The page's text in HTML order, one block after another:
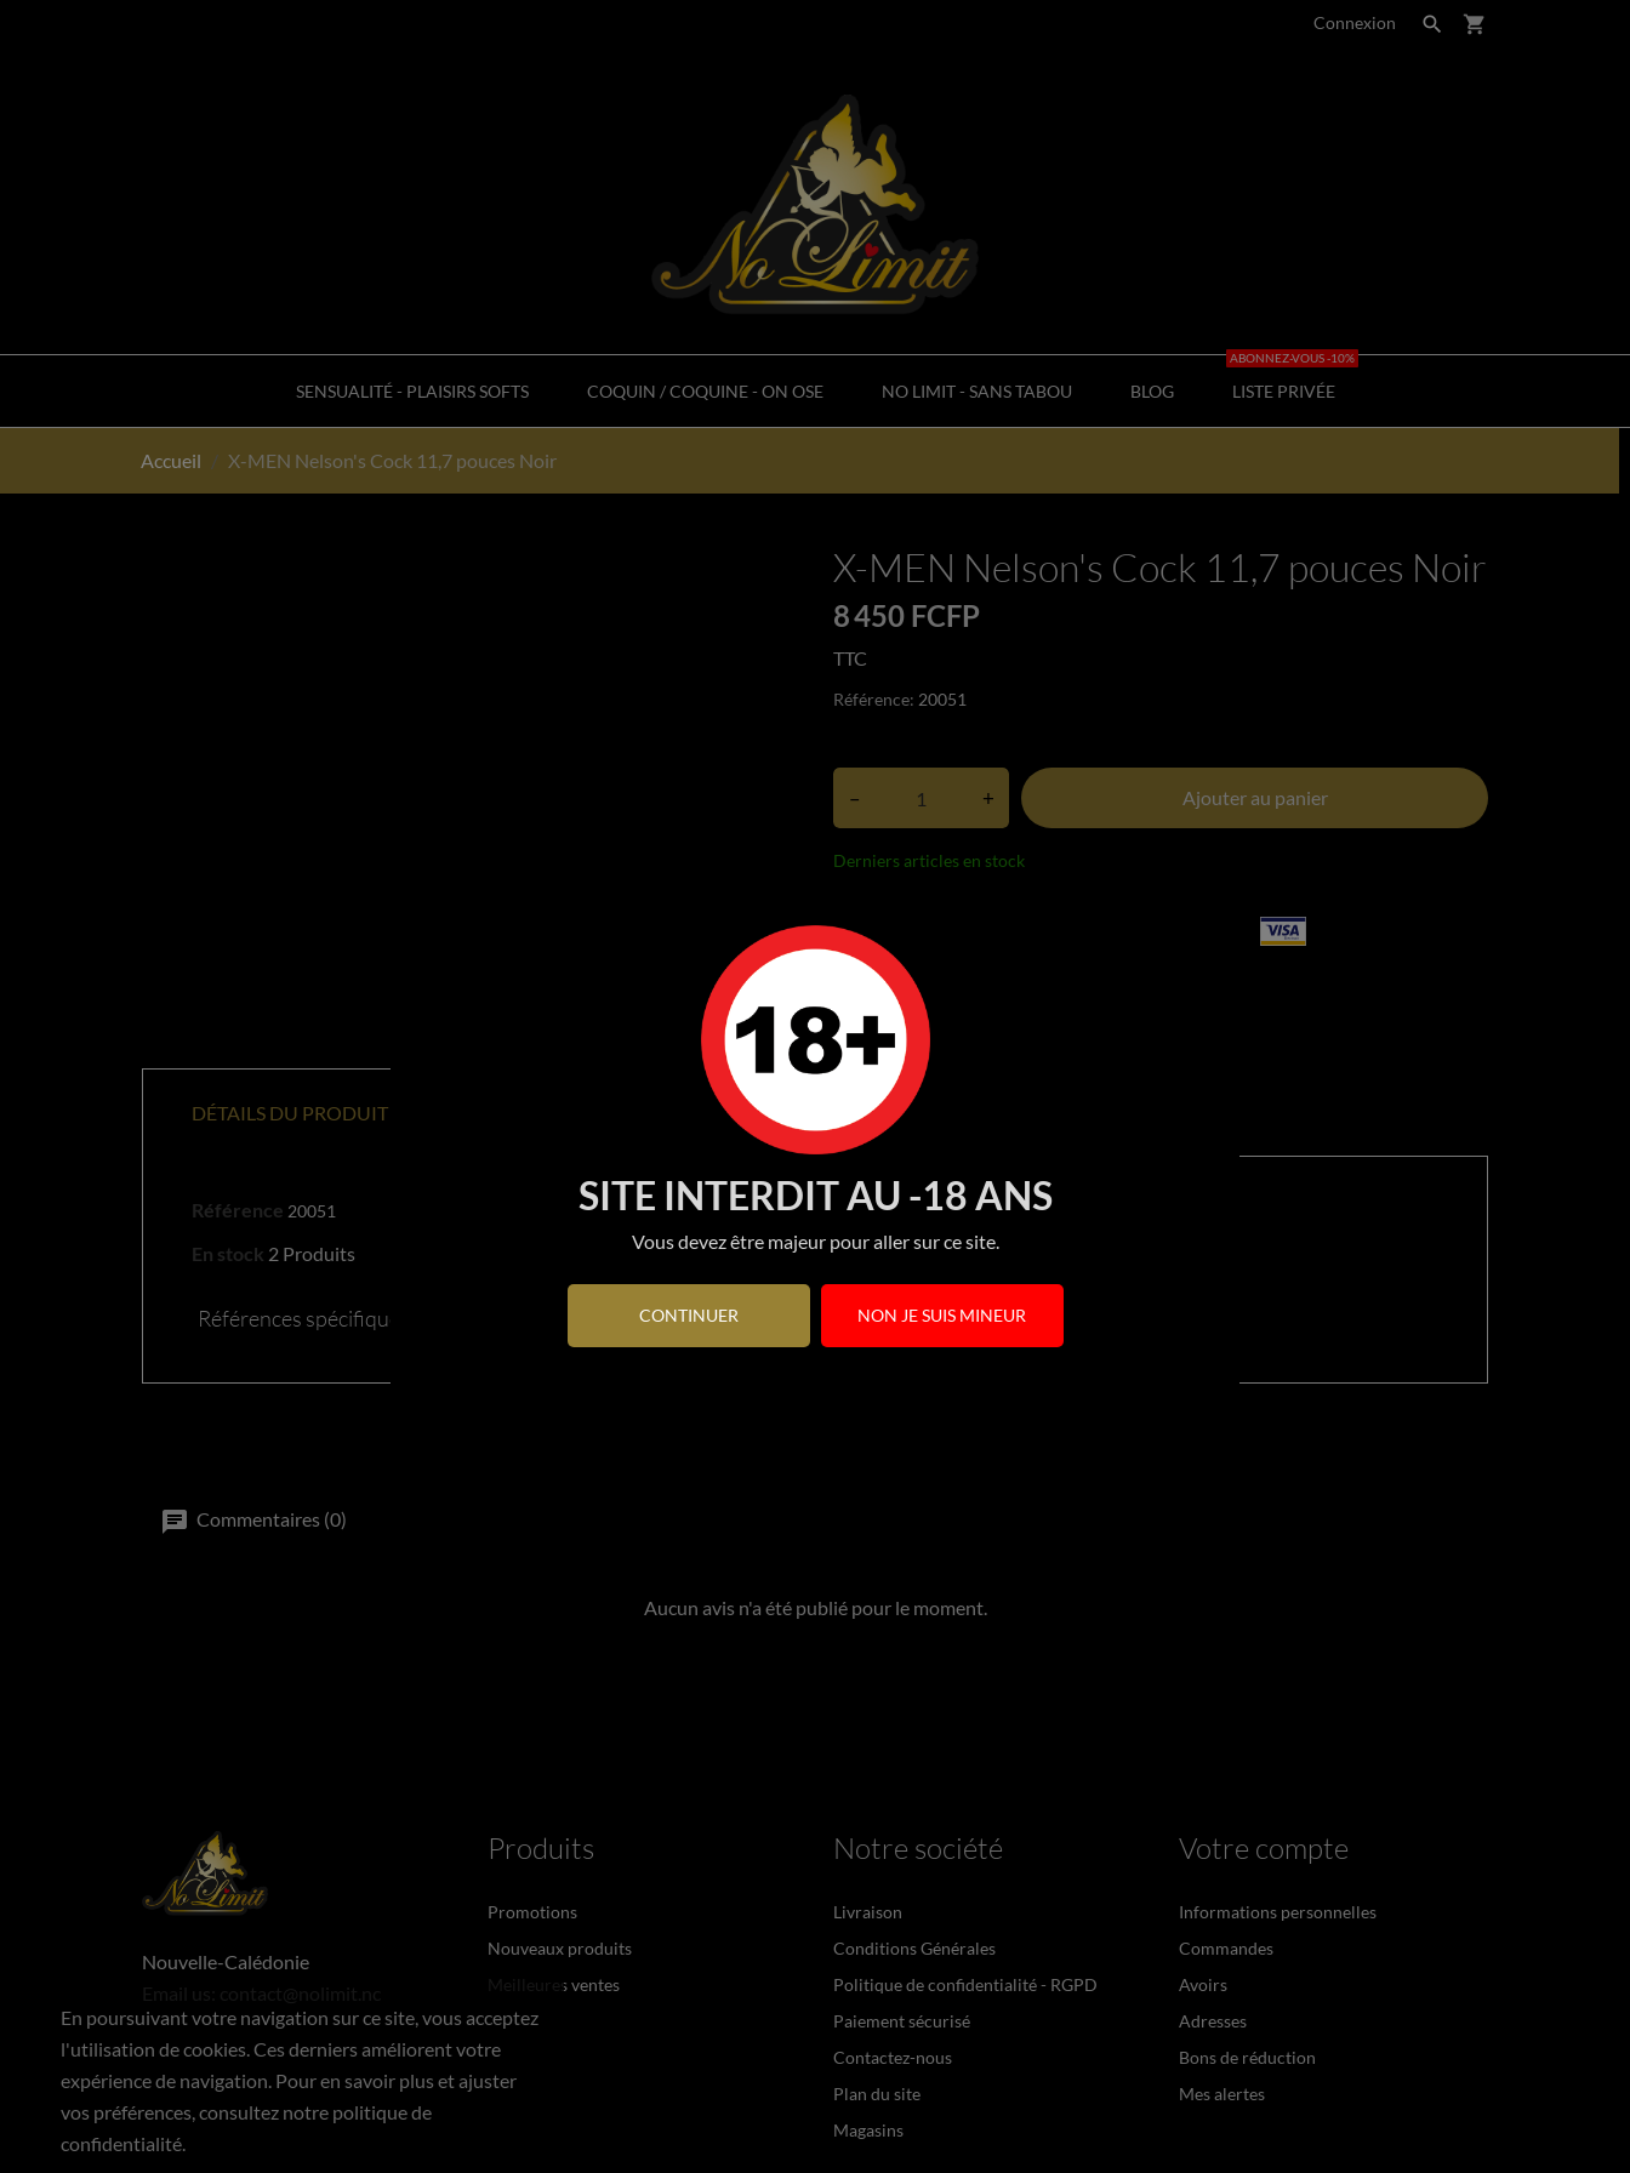
SITE INTERDIT AU -18 ANS
Vous devez être majeur pour aller sur ce site.
CONTINUER NON JE SUIS MINEUR
En poursuivant votre navigation sur ce site, vous acceptez
l'utilisation de cookies. Ces derniers améliorent votre
expérience de navigation. Pour en savoir plus et ajuster
vos préférences, consultez notre politique de
confidentialité.
Connexion  shopping_cart
SENSUALITÉ - PLAISIRS SOFTS COQUIN / COQUINE - ON OSE NO LIMIT - SANS TABOU BLOG LISTE PRIVÉE
ABONNEZ-VOUS -10%
Accueil X-MEN Nelson's Cock 11,7 pouces Noir
X-MEN Nelson's Cock 11,7 pouces Noir
8 450 FCFP
TTC
Référence: 20051
– + Ajouter au panier
Derniers articles en stock
DÉTAILS DU PRODUIT
Référence 20051
En stock 2 Produits
Références spécifiques
Commentaires (0)
Aucun avis n'a été publié pour le moment.
Nouvelle-Calédonie
Produits
Promotions
Nouveaux produits
Meilleures ventes
Notre société
Livraison
Conditions Générales
Politique de confidentialité - RGPD
Paiement sécurisé
Contactez-nous
Plan du site
Magasins
Votre compte
Informations personnelles
Commandes
Avoirs
Adresses
Bons de réduction
Mes alertes